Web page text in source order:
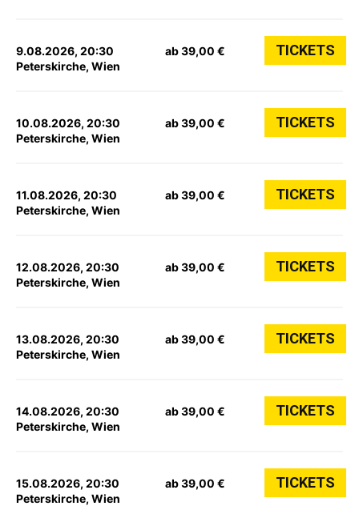
9.08.2026, 20:30
Peterskirche, Wien
ab 39,00 € TICKETS
10.08.2026, 20:30
Peterskirche, Wien
ab 39,00 € TICKETS
11.08.2026, 20:30
Peterskirche, Wien
ab 39,00 € TICKETS
12.08.2026, 20:30
Peterskirche, Wien
ab 39,00 € TICKETS
13.08.2026, 20:30
Peterskirche, Wien
ab 39,00 € TICKETS
14.08.2026, 20:30
Peterskirche, Wien
ab 39,00 € TICKETS
15.08.2026, 20:30
Peterskirche, Wien
ab 39,00 € TICKETS